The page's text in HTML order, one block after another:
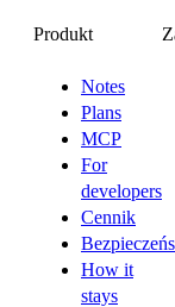
Produkt
Notes
Plans
MCP
For
developers
Cennik
How it
stays